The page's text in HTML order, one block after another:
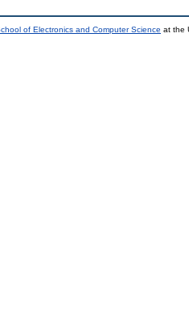
of Electronics and Computer Science at the